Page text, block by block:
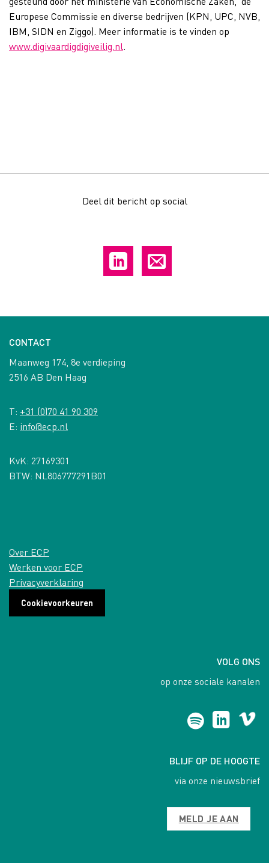
Europese Commissie en diverse bedrijven (KPN, UPC, NVB,
IBM, SIDN en Ziggo). Meer informatie is te vinden op
www.digivaardigdigiveilig.nl
Deel dit bericht op social
CONTACT
Maanweg 174, 8e verdieping
2516 AB Den Haag
T: +31 (0)70 41 90 309
E: info@ecp.nl
KvK: 27169301
BTW: NL806777291B01
Over ECP
Werken voor ECP
Privacyverklaring
Cookievoorkeuren
VOLG ONS
op onze sociale kanalen
BLIJF OP DE HOOGTE
via onze nieuwsbrief
MELD JE AAN